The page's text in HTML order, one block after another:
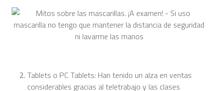
Tablets o PC Tablets: Han tenido un alza en ventas
considerables gracias al teletrabajo y las clases